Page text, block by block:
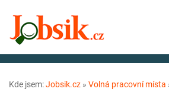
Kde jsem:Jobsik.cz » Volná pracovní místa